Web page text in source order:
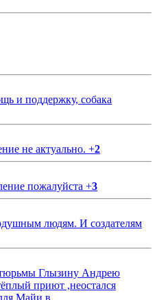
и поддержку, собака
не актуально. +2
пожалуйста +3
людям. И создателям
Глызину Андрею
приют ,неостался
Майи в